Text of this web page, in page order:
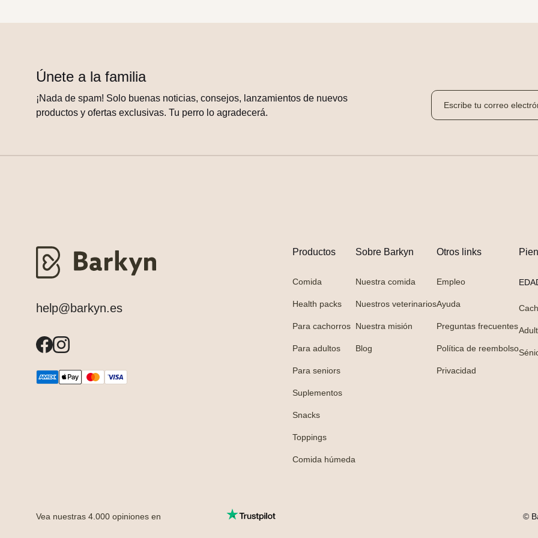
Únete a la familia
¡Nada de spam! Solo buenas noticias, consejos, lanzamientos de nuevos
productos y ofertas exclusivas. Tu perro lo agradecerá.
help@barkyn.es
Productos
Comida
Health packs
Para cachorros
Para adultos
Para seniors
Suplementos
Snacks
Toppings
Comida húmeda
Sobre Barkyn
Nuestra comida
Nuestros veterinarios
Nuestra misión
Blog
Otros links
Empleo
Ayuda
Preguntas frecuentes
Política de reembolso
Privacidad
Vea nuestras 4.000 opiniones en ©